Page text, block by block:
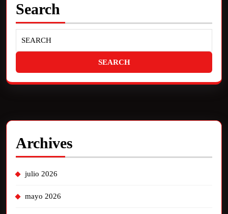
Search
Archives
julio 2026
mayo 2026